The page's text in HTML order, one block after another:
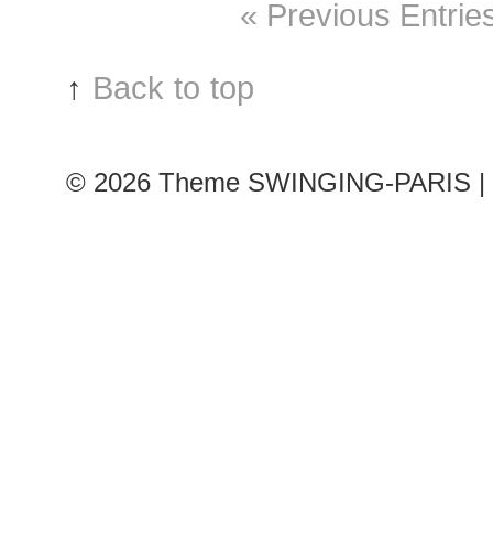
« Previous
↑ Back to top
© 2026 Theme SWINGING-PARIS